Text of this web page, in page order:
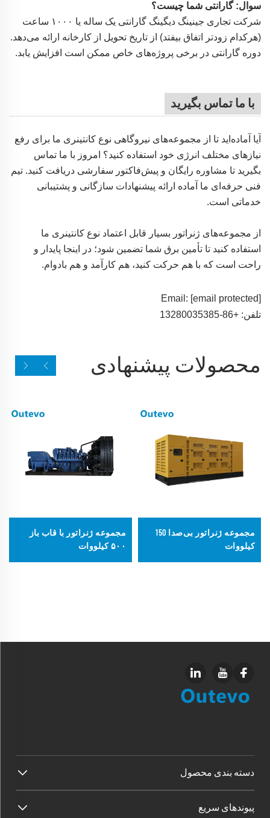
سوال: گارانتی شما چیست؟
شرکت تجاری جینینگ دیگینگ گارانتی یک ساله یا ۱۰۰۰ ساعت
(هرکدام زودتر اتفاق بیفتد) از تاریخ تحویل از کارخانه ارائه می‌دهد.
دوره گارانتی در برخی پروژه‌های خاص ممکن است افزایش یابد.
با ما تماس بگیرید
آیا آماده‌اید تا از مجموعه‌های نیروگاهی نوع کانتینری ما برای رفع
نیازهای مختلف انرژی خود استفاده کنید؟ امروز با ما تماس
بگیرید تا مشاوره رایگان و پیش‌فاکتور سفارشی دریافت کنید. تیم
فنی حرفه‌ای ما آماده ارائه پیشنهادات سازگانی و پشتیبانی
خدماتی است.
از مجموعه‌های ژنراتور بسیار قابل اعتماد نوع کانتینری ما
استفاده کنید تا تأمین برق شما تضمین شود؛ در اینجا پایدار و
راحت است که با هم حرکت کنید، هم کارآمد و هم بادوام.
Email: [email protected]
تلفن: +86-13280035385
محصولات پیشنهادی
مجموعه ژنراتور بی‌صدا 150
کیلووات
مجموعه ژنراتور با قاب باز
۵۰۰ کیلووات
دسته بندی محصول
پیوندهای سریع